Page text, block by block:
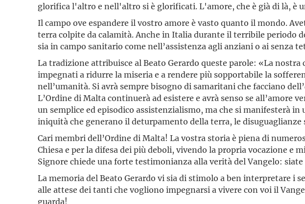
glorifica l'altro e nell'altro si è glorificati. L'amore, che è già di là, è
Il campo ove espandere il vostro amore è vasto quanto il mondo.
terra colpite da calamità. Anche in Italia durante il terribile periodo
sia in campo sanitario come nell’assistenza agli anziani o ai senza
La tradizione attribuisce al Beato Gerardo queste parole: «La
impegnati a ridurre la miseria e a rendere più sopportabile la
nell’umanità. Si avrà sempre bisogno di samaritani che facciano dell’
L’Ordine di Malta continuerà ad esistere e avrà senso se all’amore
un semplice ed episodico assistenzialismo, ma che si manifesterà
iniquità che generano il deturpamento della terra, le
Cari membri dell’Ordine di Malta! La vostra storia è piena di
Chiesa e per la difesa dei più deboli, vivendo la propria vocazione e
Signore chiede una forte testimonianza alla verità del Vangelo:
La memoria del Beato Gerardo vi sia di stimolo a ben interpretare i
alle attese dei tanti che vogliono impegnarsi a vivere con voi il
guarda!